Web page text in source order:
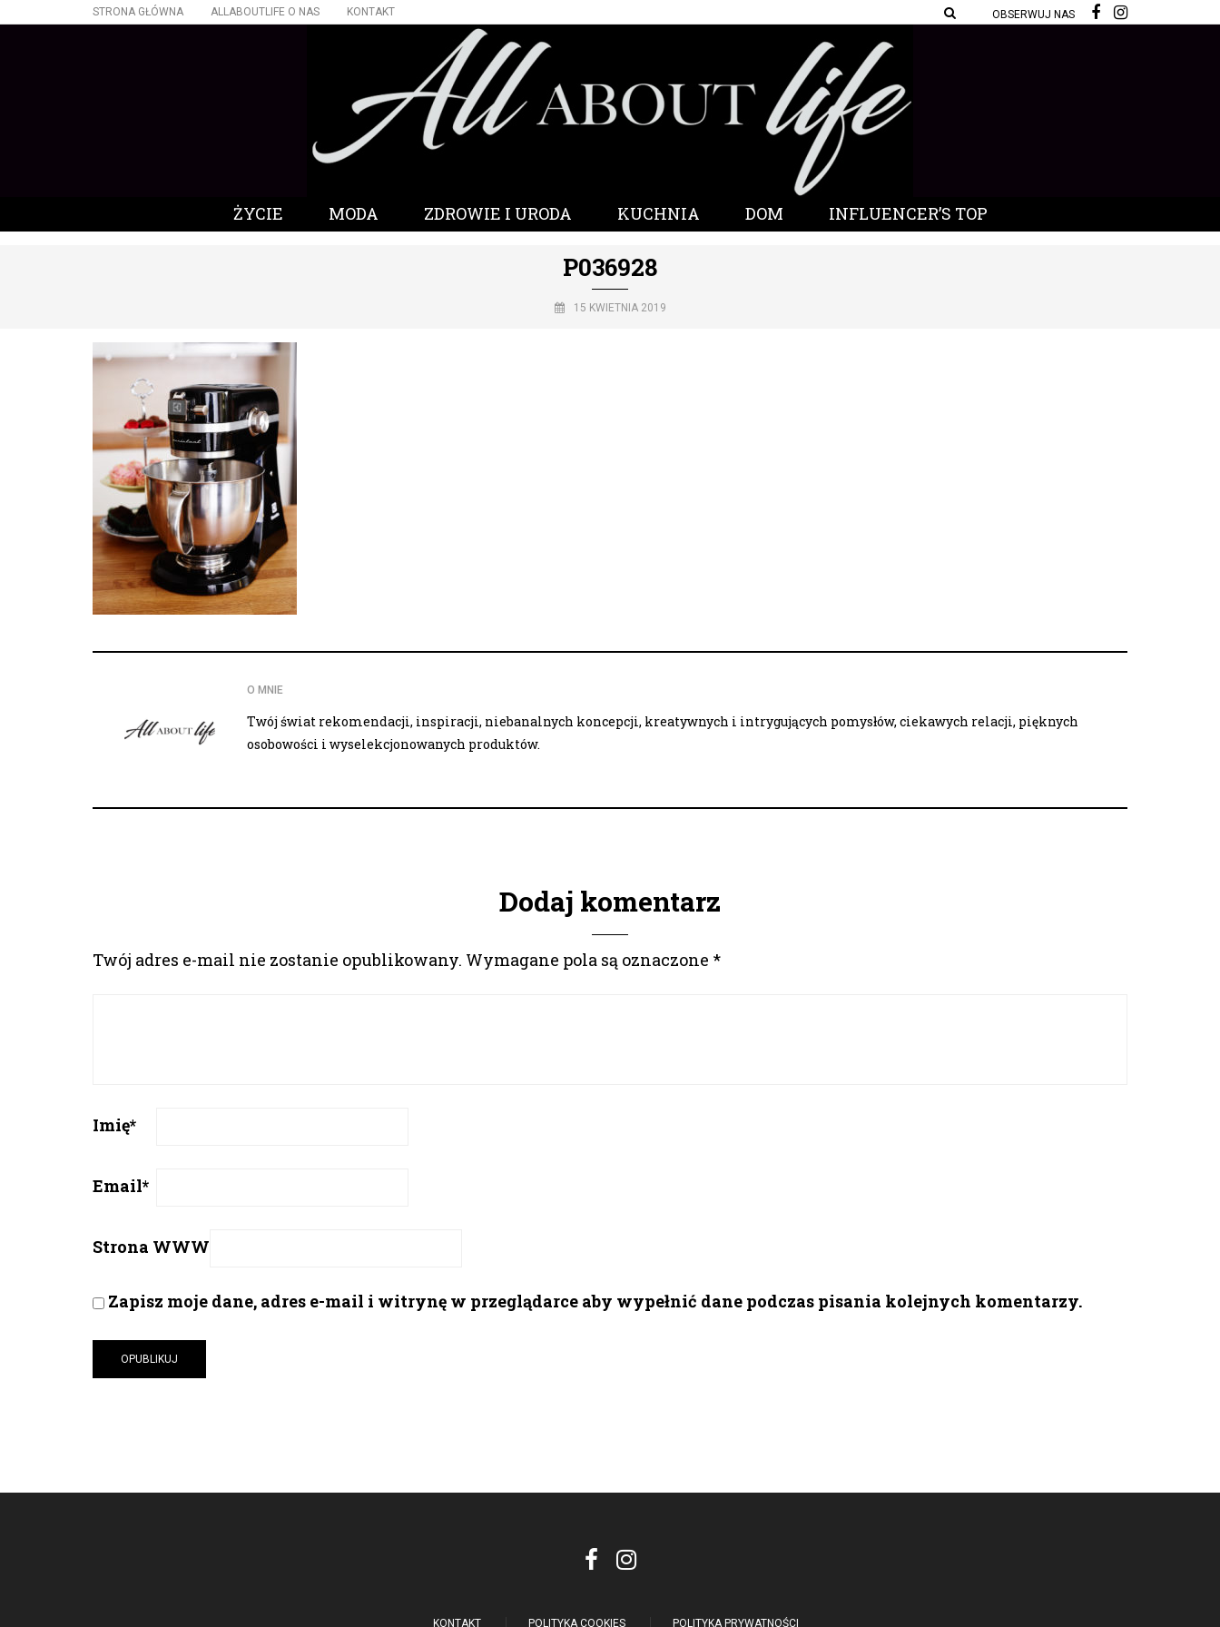
STRONA GŁÓWNA ALLABOUTLIFE O NAS KONTAKT OBSERWUJ NAS
ŻYCIE MODA ZDROWIE I URODA KUCHNIA DOM INFLUENCER’S TOP
P036928
15 KWIETNIA 2019
O MNIE
Twój świat rekomendacji, inspiracji, niebanalnych koncepcji, kreatywnych i intrygujących pomysłów, ciekawych relacji, pięknych
osobowości i wyselekcjonowanych produktów.
Dodaj komentarz
Twój adres e-mail nie zostanie opublikowany. Wymagane pola są oznaczone *
Imię*
Email*
Strona WWW
Zapisz moje dane, adres e-mail i witrynę w przeglądarce aby wypełnić dane podczas pisania kolejnych komentarzy.
KONTAKT POLITYKA COOKIES POLITYKA PRYWATNOŚCI